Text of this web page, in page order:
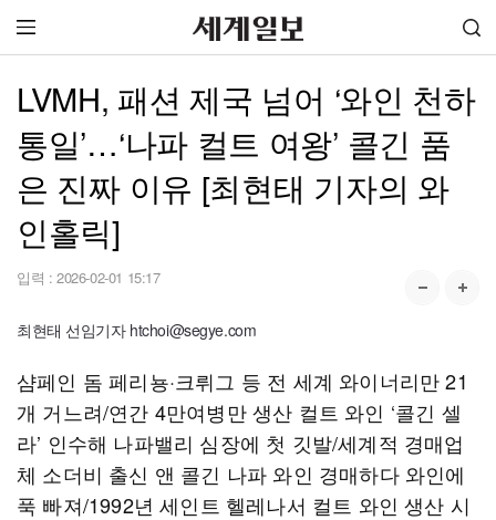
LVMH, 패션 제국 넘어 ‘와인 천하
통일’…‘나파 컬트 여왕’ 콜긴 품
은 진짜 이유 [최현태 기자의 와
인홀릭]
입력 : 2026-02-01 15:17
최현태 선임기자 htchoi@segye.com
샴페인 돔 페리뇽·크뤼그 등 전 세계 와이너리만 21
개 거느려/연간 4만여병만 생산 컬트 와인 ‘콜긴 셀
라’ 인수해 나파밸리 심장에 첫 깃발/세계적 경매업
체 소더비 출신 앤 콜긴 나파 와인 경매하다 와인에
푹 빠져/1992년 세인트 헬레나서 컬트 와인 생산 시